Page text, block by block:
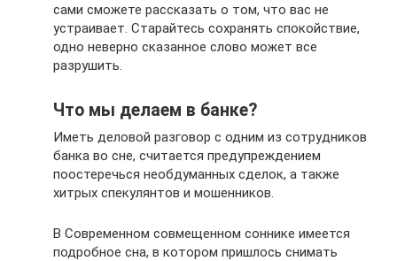
сами сможете рассказать о том, что вас не
устраивает. Старайтесь сохранять спокойствие,
одно неверно сказанное слово может все
разрушить.
Что мы делаем в банке?
Иметь деловой разговор с одним из сотрудников
банка во сне, считается предупреждением
поостеречься необдуманных сделок, а также
хитрых спекулянтов и мошенников.
В Современном совмещенном соннике имеется
подробное сна, в котором пришлось снимать